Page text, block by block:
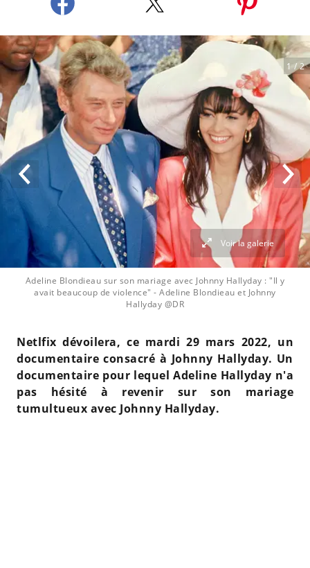
Adeline Blondieau sur son mariage avec Johnny Hallyday : "Il y
avait beaucoup de violence" - Adeline Blondieau et Johnny
Hallyday @DR
1 / 2
Voir la galerie
Netlfix dévoilera, ce mardi 29 mars 2022, un
documentaire consacré à Johnny Hallyday. Un
documentaire pour lequel Adeline Hallyday n'a
pas hésité à revenir sur son mariage
tumultueux avec Johnny Hallyday.